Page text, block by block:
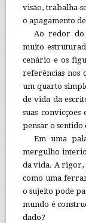
visão, trabalha-
o apagamento
Ao redor do
muito
cenário e os
referências nos
um quarto
de vida da
suas
pensar o sentido
Em uma
mergulho
da vida. A rigor,
como uma
o sujeito pode
mundo é
dado?